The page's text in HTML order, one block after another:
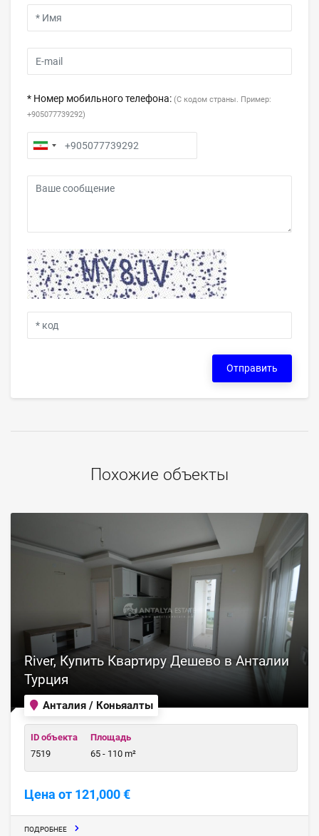
* Номер мобильного телефона: (С кодом страны. Пример:
+905077739292)
Отправить
Похожие объекты
Анталия / Коньяалты
River, Купить Квартиру Дешево в Анталии
Турция
ID объекта
7519
Площадь
65 - 110 m²
Цена от 121,000 €
ПОДРОБНЕЕ